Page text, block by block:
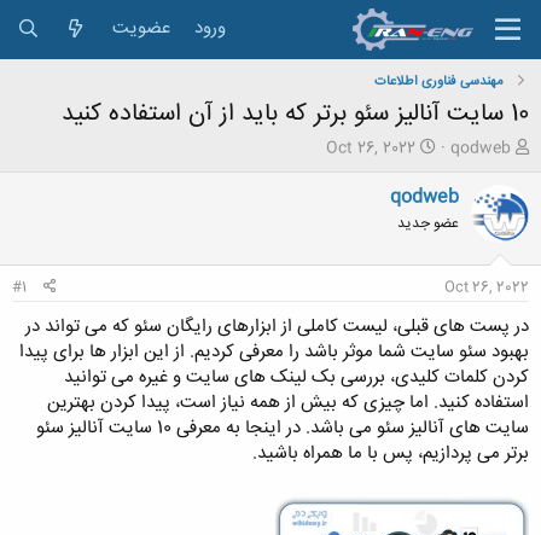
ورود عضویت
مهندسی فناوری اطلاعات
10 سایت آنالیز سئو برتر که باید از آن استفاده کنید
ش
و
ع
ک
ه
م
و
ض
و
ع
qodweb
ت
ر
خ
ع
Oct 26, 2022
qodweb
عضو جدید
Oct 26, 2022
#1
در پست های قبلی، لیست کاملی از ابزارهای رایگان سئو که می تواند در
بهبود سئو سایت شما موثر باشد را معرفی کردیم. از این ابزار ها برای پیدا
کردن کلمات کلیدی، بررسی بک لینک های سایت و غیره می توانید
استفاده کنید. اما چیزی که بیش از همه نیاز است، پیدا کردن بهترین
سایت های آنالیز سئو می باشد. در اینجا به معرفی 10 سایت آنالیز سئو
برتر می پردازیم، پس با ما همراه باشید.